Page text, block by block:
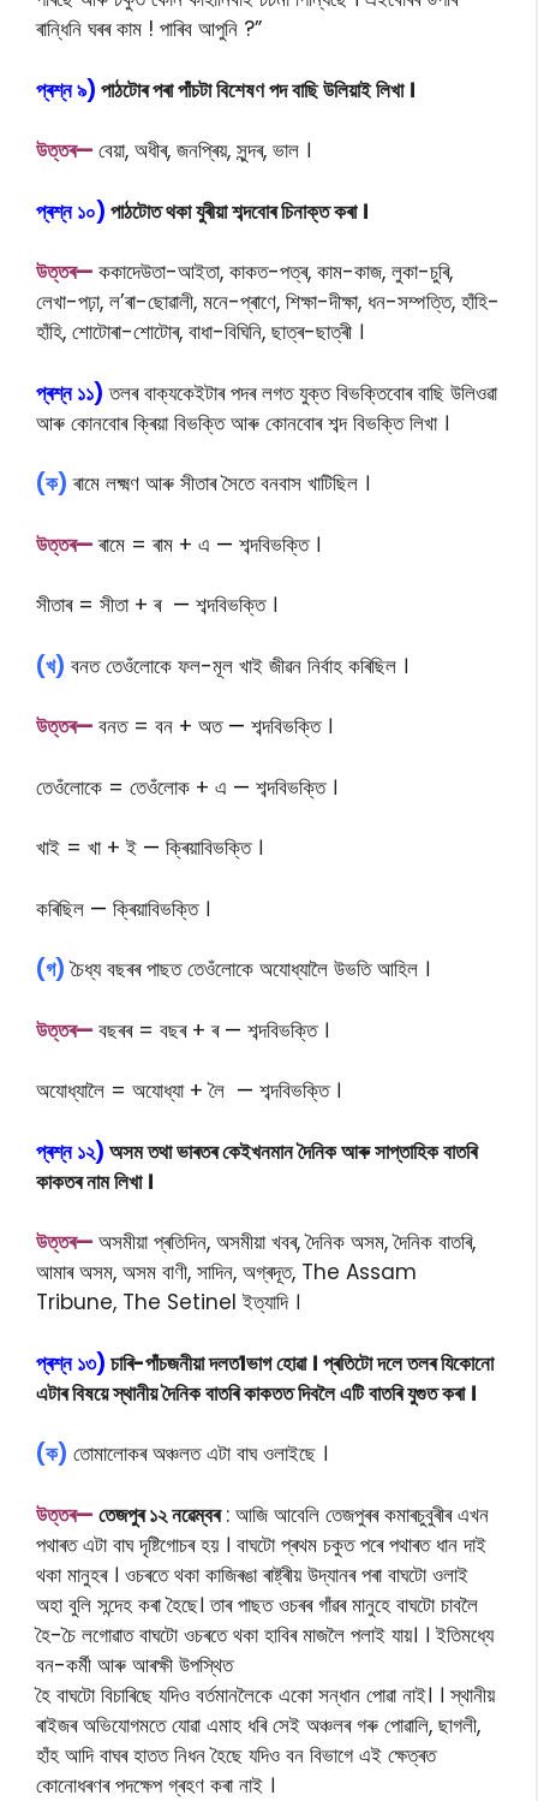
ৰান্ধিনি ঘৰৰ কাম ! পাৰিব আপুনি ?”
প্ৰশ্ন ৯) পাঠটোৰ পৰা পাঁচটা বিশেষণ পদ বাছি উলিয়াই লিখা ।
উত্তৰ— বেয়া, অধীৰ, জনপ্ৰিয়, সুন্দৰ, ভাল ।
প্ৰশ্ন ১০) পাঠটোত থকা যুৰীয়া শব্দবোৰ চিনাক্ত কৰা ।
উত্তৰ— ককাদেউতা-আইতা, কাকত-পত্ৰ, কাম-কাজ, লুকা-চুৰি,
লেখা-পঢ়া, ল’ৰা-ছোৱালী, মনে-প্ৰাণে, শিক্ষা-দীক্ষা, ধন-সম্পত্তি, হাঁহি-
হাঁহি, শোটোৰা-শোটোৰ, বাধা-বিঘিনি, ছাত্ৰ-ছাত্ৰী ।
প্ৰশ্ন ১১) তলৰ বাক্যকেইটাৰ পদৰ লগত যুক্ত বিভক্তিবোৰ বাছি উলিওৱা
আৰু কোনবোৰ ক্ৰিয়া বিভক্তি আৰু কোনবোৰ শব্দ বিভক্তি লিখা ।
(ক) ৰামে লক্ষ্মণ আৰু সীতাৰ সৈতে বনবাস খাটিছিল ।
উত্তৰ—ৰামে = ৰাম + এ — শব্দবিভক্তি ।
সীতাৰ = সীতা + ৰ — শব্দবিভক্তি ।
(খ) বনত তেওঁলোকে ফল-মূল খাই জীৱন নিৰ্বাহ কৰিছিল ।
উত্তৰ— বনত = বন + অত — শব্দবিভক্তি ।
তেওঁলোকে = তেওঁলোক + এ — শব্দবিভক্তি ।
খাই = খা + ই — ক্ৰিয়াবিভক্তি ।
কৰিছিল — ক্ৰিয়াবিভক্তি ।
(গ)চৈধ্য বছৰৰ পাছত তেওঁলোকে অযোধ্যালৈ উভতি আহিল ।
উত্তৰ— বছৰৰ = বছৰ + ৰ — শব্দবিভক্তি ।
অযোধ্যালৈ = অযোধ্যা + লৈ — শব্দবিভক্তি ।
প্ৰশ্ন ১২) অসম তথা ভাৰতৰ কেইখনমান দৈনিক আৰু সাপ্তাহিক বাতৰি
কাকতৰ নাম লিখা ।
উত্তৰ— অসমীয়া প্ৰতিদিন, অসমীয়া খবৰ, দৈনিক অসম, দৈনিক বাতৰি,
আমাৰ অসম, অসম বাণী, সাদিন, অগ্ৰদূত, The Assam
Tribune, The Setinel ইত্যাদি ।
প্ৰশ্ন ১৩) চাৰি-পাঁচজনীয়া দলত1ভাগ হোৱা । প্ৰতিটো দলে তলৰ যিকোনো
এটাৰ বিষয়ে স্থানীয় দৈনিক বাতৰি কাকতত দিবলৈ এটি বাতৰি যুগুত কৰা ।
(ক) তোমালোকৰ অঞ্চলত এটা বাঘ ওলাইছে ।
উত্তৰ— তেজপুৰ ১২ নৱেম্বৰ: আজি আবেলি তেজপুৰৰ কমাৰচুবুৰীৰ এখন
পথাৰত এটা বাঘ দৃষ্টিগোচৰ হয় । বাঘটো প্ৰথম চকুত পৰে পথাৰত ধান দাই
থকা মানুহৰ । ওচৰতে থকা কাজিৰঙা ৰাষ্ট্ৰীয় উদ্যানৰ পৰা বাঘটো ওলাই
অহা বুলি সন্দেহ কৰা হৈছে। তাৰ পাছত ওচৰৰ গাঁৱৰ মানুহে বাঘটো চাবলৈ
হৈ-চৈ লগোৱাত বাঘটো ওচৰতে থকা হাবিৰ মাজলৈ পলাই যায়। । ইতিমধ্যে
বন-কৰ্মী আৰু আৰক্ষী উপস্থিত
হৈ বাঘটো বিচাৰিছে যদিও বৰ্তমানলৈকে একো সন্ধান পোৱা নাই। । স্থানীয়
ৰাইজৰ অভিযোগমতে যোৱা এমাহ ধৰি সেই অঞ্চলৰ গৰু পোৱালি, ছাগলী,
হাঁহ আদি বাঘৰ হাতত নিধন হৈছে যদিও বন বিভাগে এই ক্ষেত্ৰত
কোনোধৰণৰ পদক্ষেপ গ্ৰহণ কৰা নাই ।